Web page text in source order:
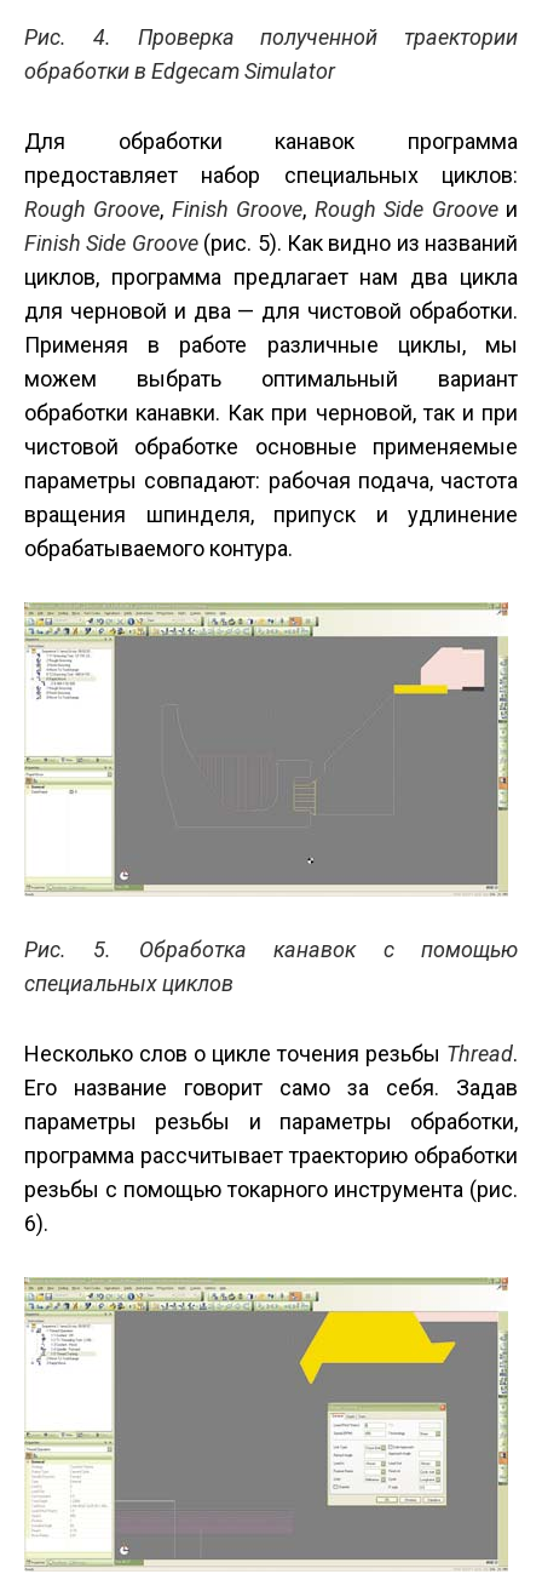
Рис. 4. Проверка полученной траектории
обработки в Edgecam Simulator
Для обработки канавок программа
предоставляет набор специальных циклов:
Rough Groove, Finish Groove, RoughSide Grooveи
FinishSide Groove (рис. 5). Как видно из названий
циклов, программа предлагает нам два цикла
для черновой и два — для чистовой обработки.
Применяя в работе различные циклы, мы
можем выбрать оптимальный вариант
обработки канавки. Как при черновой, так и при
чистовой обработке основные применяемые
параметры совпадают: рабочая подача, частота
вращения шпинделя, припуск и удлинение
обрабатываемого контура.
Рис. 5. Обработка канавок с помощью
специальных циклов
Несколько слов о цикле точения резьбы Thread.
Его название говорит само за себя. Задав
параметры резьбы и параметры обработки,
программа рассчитывает траекторию обработки
резьбы с помощью токарного инструмента (рис.
6).